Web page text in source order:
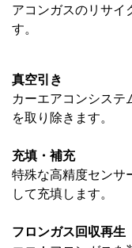
アコンガスのリサイ
す。
真空引き
カーエアコンシステ
を取り除きます。
充填・補充
特殊な高精度センサ
して充填します。
フロンガス回収再生